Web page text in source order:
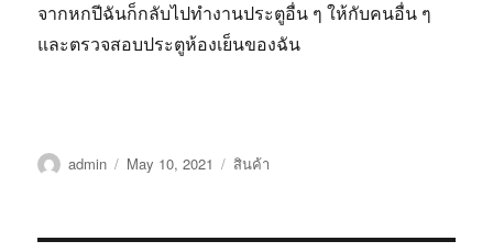
จากหกปีฉันก็กลับไปทำงานประตูอื่น ๆ ให้กับคนอื่น ๆ
และตรวจสอบประตูห้องเย็นของฉัน
Author
admin
Posted
May 10, 2021 Categories
สินค้า